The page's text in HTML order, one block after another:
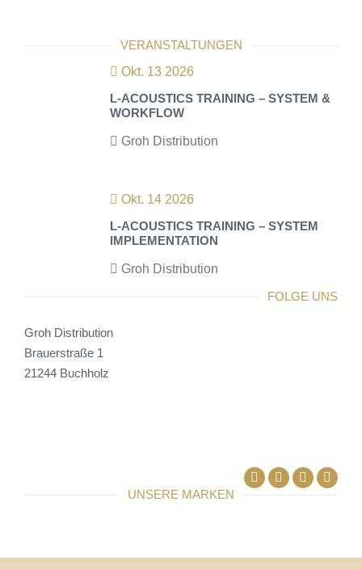
VERANSTALTUNGEN
Okt. 13 2026
L-ACOUSTICS TRAINING – SYSTEM &
WORKFLOW
Groh Distribution
Okt. 14 2026
L-ACOUSTICS TRAINING – SYSTEM
IMPLEMENTATION
Groh Distribution
FOLGE UNS
Groh Distribution
Brauerstraße 1
21244 Buchholz
FacebookLinkedin
UNSERE MARKEN